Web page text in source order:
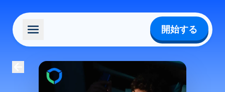
開始する